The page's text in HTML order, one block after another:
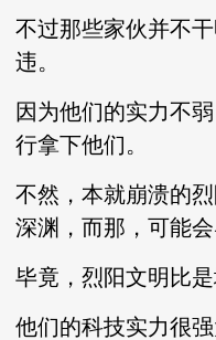
不过那些家伙并不
违。
因为他们的实力不
行拿下他们。
不然，本就崩溃的
深渊，而那，可能
毕竟，烈阳文明比
他们的科技实力很